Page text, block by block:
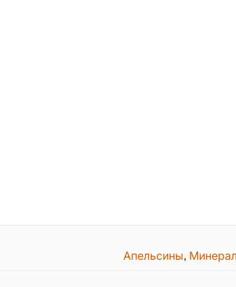
Апельсины,